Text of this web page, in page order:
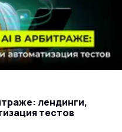
лендинги,
тестов